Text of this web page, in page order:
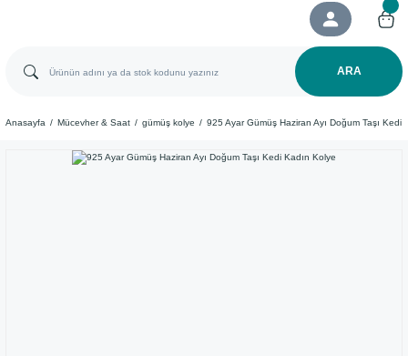
ARA
Anasayfa Mücevher & Saat gümüş kolye 925 Ayar Gümüş Haziran Ayı Doğum Taşı Kedi